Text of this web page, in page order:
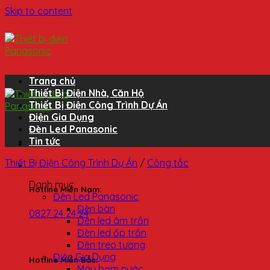
Skip to content
Hotline Miền Nam:
0827 24 24 24
Hotline Miền Bắc:
Trang chủ
Thiết Bị Điện Nhà, Căn Hộ
Thiết Bị Điện Công Trình Dự Án
Điện Gia Dụng
Đèn Led Panasonic
Tin tức
Thiết Bị Điện Công Trình Dự Án / Công tắc
Danh mục
Đèn Led Panasonic
Đèn bàn
Đèn led âm trần
Đèn led ốp trần
Đèn treo tường
Điện Gia Dụng